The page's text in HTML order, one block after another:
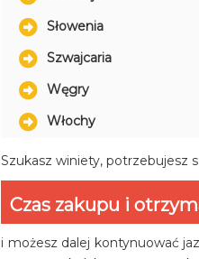
Słowenia
Szwajcaria
Węgry
Włochy
Szukasz winiety, potrzebujesz
Czas zakupu i
i możesz dalej kontynuować